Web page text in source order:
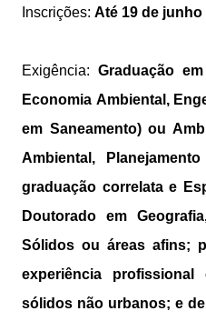
Inscrições: Até 19 de junho
Exigência: Graduação
Economia Ambiental,
em Saneamento) ou
Ambiental,
graduação correlata e
Doutorado em
Sólidos ou áreas afins;
experiência
sólidos não urbanos; e